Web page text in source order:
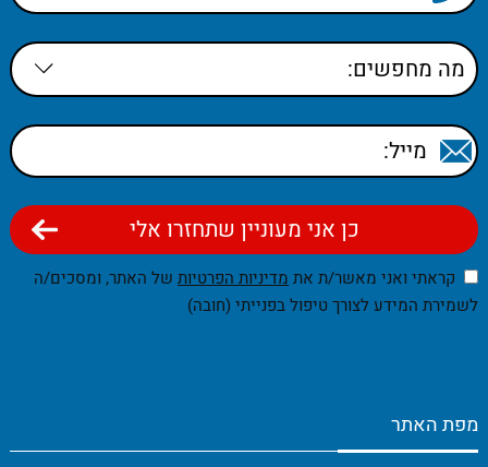
קראתי ואני מאשר/ת את מדיניות הפרטיותשל האתר, ומסכים/ה
לשמירת המידע לצורך טיפול בפנייתי (חובה)
מפת האתר